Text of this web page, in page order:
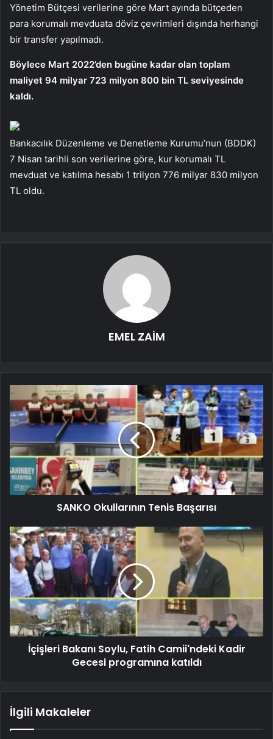
Yönetim Bütçesi verilerine göre Mart ayında bütçeden
para korumalı mevduata döviz çevrimleri dışında herhangi
bir transfer yapılmadı.
Böylece Mart 2022’den bugüne kadar olan toplam
maliyet 94 milyar 723 milyon 800 bin TL seviyesinde
kaldı.
Bankacılık Düzenleme ve Denetleme Kurumu’nun (BDDK)
7 Nisan tarihli son verilerine göre, kur korumalı TL
mevduat ve katılma hesabı 1 trilyon 776 milyar 830 milyon
TL oldu.
EMEL ZAİM
SANKO Okullarının Tenis Başarısı
İçişleri Bakanı Soylu, Fatih Camii'ndeki Kadir
Gecesi programına katıldı
İlgili Makaleler